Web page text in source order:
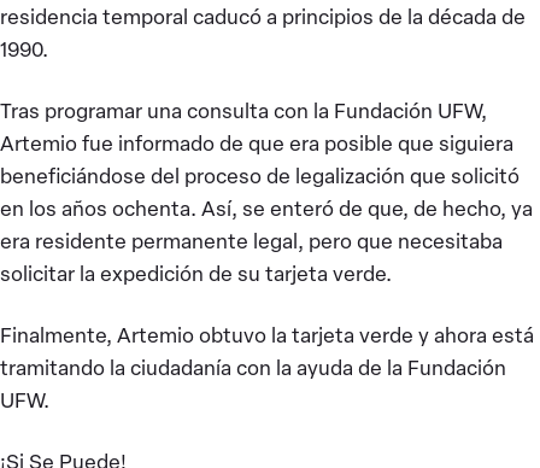
residencia temporal caducó a principios de la década de
1990.
Tras programar una consulta con la Fundación UFW,
Artemio fue informado de que era posible que siguiera
beneficiándose del proceso de legalización que solicitó
en los años ochenta. Así, se enteró de que, de hecho, ya
era residente permanente legal, pero que necesitaba
solicitar la expedición de su tarjeta verde.
Finalmente, Artemio obtuvo la tarjeta verde y ahora está
tramitando la ciudadanía con la ayuda de la Fundación
UFW.
¡Si Se Puede!